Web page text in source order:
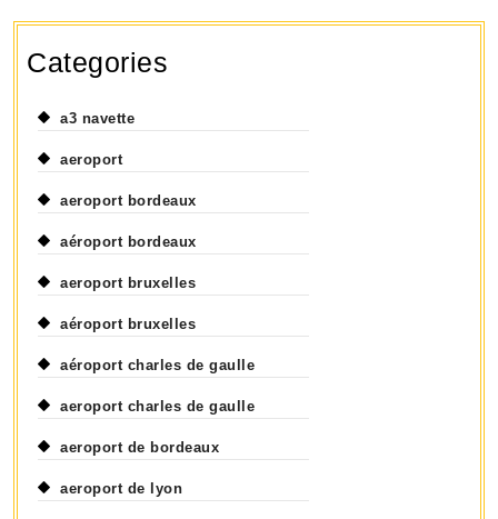
Categories
a3 navette
aeroport
aeroport bordeaux
aéroport bordeaux
aeroport bruxelles
aéroport bruxelles
aéroport charles de gaulle
aeroport charles de gaulle
aeroport de bordeaux
aeroport de lyon